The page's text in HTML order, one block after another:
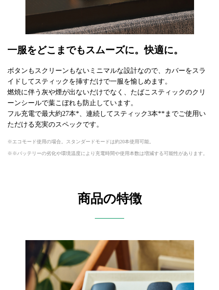
一服をどこまでもスムーズに。快適に。
ボタンもスクリーンもないミニマルな設計なので、カバーをスラ
イドしてスティックを挿すだけで一服を愉しめます。
燃焼に伴う灰や煙が出ないだけでなく、たばこスティックのクリ
ーンシールで葉こぼれも防止しています。
フル充電で最大約27本*、連続してスティック3本**までご使用い
ただける充実のスペックです。
エコモード使用の場合。スタンダードモードは約20本使用可能。
※バッテリーの劣化や環境温度により充電時間や使用本数は増減する可能性があります。
商品の特徴